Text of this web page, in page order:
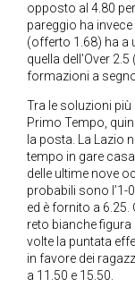
opposto al 4.80
pareggio ha
(offerto 1.68) ha a
quella dell’Over
formazioni a
Tra le soluzioni più
Primo Tempo,
la posta. La Lazio
tempo in gare
delle ultime nove
probabili sono l’1-
ed è fornito a 6.25.
reto bianche figura
volte la puntata
in favore dei
a 11.50 e 15.50.